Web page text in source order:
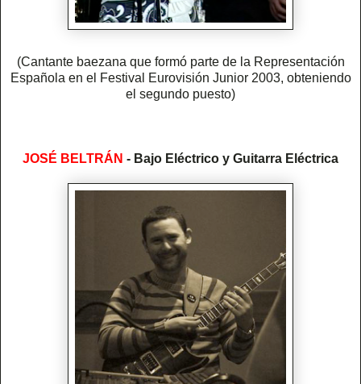
(Cantante baezana que formó parte de la Representación
Española en el Festival Eurovisión Junior 2003, obteniendo
el segundo puesto)
JOSÉ BELTRÁN - Bajo Eléctrico y Guitarra Eléctrica